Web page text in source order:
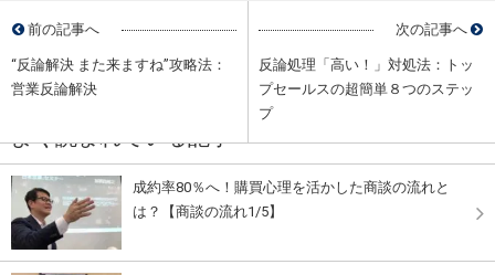
前の記事へ
“反論解決 また来ますね”攻略法：
営業反論解決
次の記事へ
反論処理「高い！」対処法：トッ
プセールスの超簡単８つのステッ
プ
よく読まれている記事
成約率80％へ！購買心理を活かした商談の流れと
は？【商談の流れ1/5】